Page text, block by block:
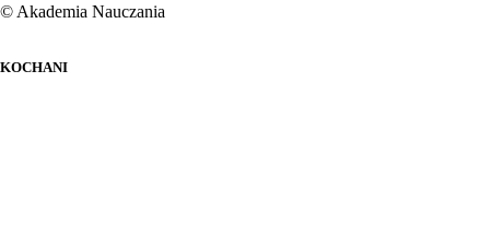
© Akademia Nauczania
KOCHANI